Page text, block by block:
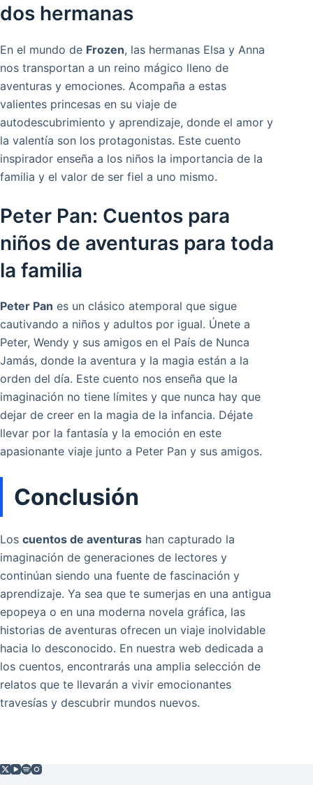
dos hermanas
En el mundo de Frozen, las hermanas Elsa y Anna
nos transportan a un reino mágico lleno de
aventuras y emociones. Acompaña a estas
valientes princesas en su viaje de
autodescubrimiento y aprendizaje, donde el amor y
la valentía son los protagonistas. Este cuento
inspirador enseña a los niños la importancia de la
familia y el valor de ser fiel a uno mismo.
Peter Pan: Cuentos para
niños de aventuras para toda
la familia
Peter Pan es un clásico atemporal que sigue
cautivando a niños y adultos por igual. Únete a
Peter, Wendy y sus amigos en el País de Nunca
Jamás, donde la aventura y la magia están a la
orden del día. Este cuento nos enseña que la
imaginación no tiene límites y que nunca hay que
dejar de creer en la magia de la infancia. Déjate
llevar por la fantasía y la emoción en este
apasionante viaje junto a Peter Pan y sus amigos.
Conclusión
Los cuentos de aventuras han capturado la
imaginación de generaciones de lectores y
continúan siendo una fuente de fascinación y
aprendizaje. Ya sea que te sumerjas en una antigua
epopeya o en una moderna novela gráfica, las
historias de aventuras ofrecen un viaje inolvidable
hacia lo desconocido. En nuestra web dedicada a
los cuentos, encontrarás una amplia selección de
relatos que te llevarán a vivir emocionantes
travesías y descubrir mundos nuevos.